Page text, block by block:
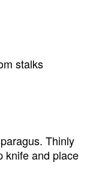
stalks
Thinly
knife and place